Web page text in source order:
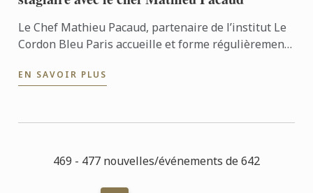
Le Chef Mathieu Pacaud, partenaire de l’institut Le
Cordon Bleu Paris accueille et forme régulièrement
au ...
EN SAVOIR PLUS
469 - 477 nouvelles/événements de 642